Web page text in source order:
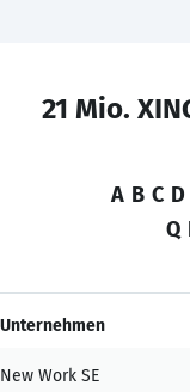
21 Mio.
A B C D
Q
Unternehmen
New Work SE